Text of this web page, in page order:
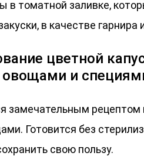
в томатной заливке,
в качестве гарнира
цветной
овощами и
замечательным рецептом
Готовится без
свою пользу.